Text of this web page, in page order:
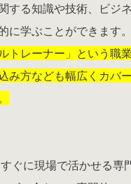
する知識や技術、ビジ
に学ぶことができます。
トレーナー」という職
み方なども幅広くカバ
ぐに現場で活かせる専